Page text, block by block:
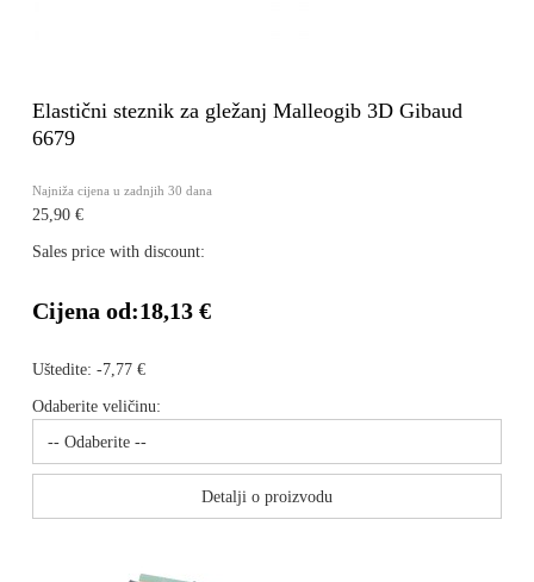
Elastični steznik za gležanj Malleogib 3D Gibaud
6679
Najniža cijena u zadnjih 30 dana
25,90 €
Sales price with discount:
Cijena od:18,13 €
Uštedite: -7,77 €
Odaberite veličinu:
Detalji o proizvodu